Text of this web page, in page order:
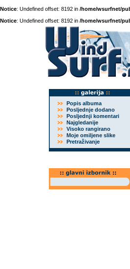
Notice: Undefined offset: 8192 in /home/wsurfnet/
Notice: Undefined offset: 8192 in /home/wsurfnet/
Popis albuma
Posljednje dodano
Posljednji komentari
Najgledanije
Visoko rangirano
Moje omiljene slike
Pretraživanje